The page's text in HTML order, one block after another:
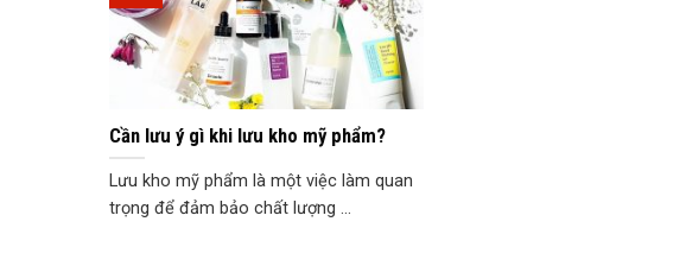
Cần lưu ý gì khi lưu kho mỹ phẩm?
Lưu kho mỹ phẩm là một việc làm quan
trọng để đảm bảo chất lượng ...